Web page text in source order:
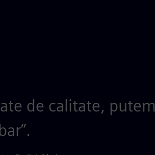
de calitate, putem